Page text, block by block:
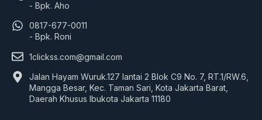
- Bpk. Aho
0817-677-0011
- Bpk. Roni
1clickss.com@gmail.com
Jalan Hayam Wuruk.127 lantai 2 Blok C9 No. 7, RT.1/RW.6,
Mangga Besar, Kec. Taman Sari, Kota Jakarta Barat,
Daerah Khusus Ibukota Jakarta 11180